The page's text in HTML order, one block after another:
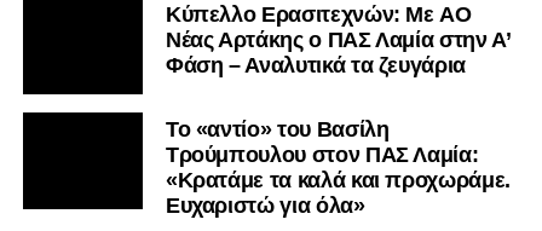
Kύπελλο Ερασιτεχνών: Με AO
Nέας Αρτάκης ο ΠΑΣ Λαμία στην Α’
Φάση – Αναλυτικά τα ζευγάρια
Το «αντίο» του Βασίλη
Τρούμπουλου στον ΠΑΣ Λαμία:
«Κρατάμε τα καλά και προχωράμε.
Ευχαριστώ για όλα»